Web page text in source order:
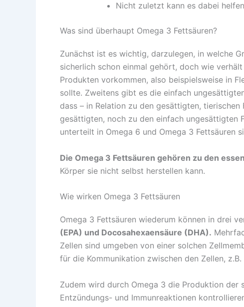
Nicht zuletzt kann es dabei
Was sind überhaupt Omega 3 Fettsäuren?
Zunächst ist es wichtig, darzulegen, in welche
sicherlich schon einmal gehört, doch wie
Produkten vorkommen, also beispielsweise in
sollte. Zweitens gibt es die einfach
dass – in Relation zu den gesättigten,
gesättigten, noch zu den einfach ungesättigten
unterteilt in Omega 6 und Omega 3 Fettsäuren
Die Omega 3 Fettsäuren gehören zu den
Körper sie nicht selbst herstellen kann.
Wie wirken Omega 3 Fettsäuren
Omega 3 Fettsäuren wiederum können in drei
(EPA) und Docosahexaensäure (DHA).
Zellen sind umgeben von einer solchen
für die Kommunikation zwischen den Zellen,
Zudem wird durch Omega 3 die Produktion der
Entzündungs- und Immunreaktionen